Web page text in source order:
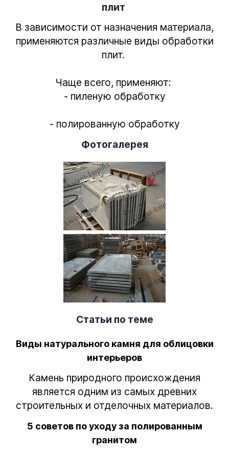
плит
В зависимости от назначения материала,
применяются различные виды обработки
плит.
Чаще всего, применяют:
- пиленую обработку
- полированную обработку
Фотогалерея
Статьи по теме
Виды натурального камня для облицовки
интерьеров
Камень природного происхождения
является одним из самых древних
строительных и отделочных материалов.
5 советов по уходу за полированным
гранитом